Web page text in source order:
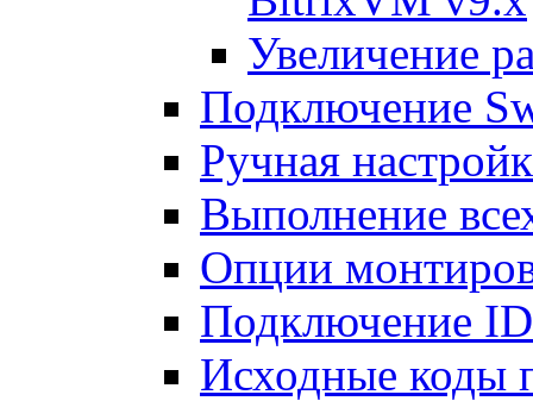
Увеличение
Подключение
Ручная
Выполнение
Опции
Подключение
Исходные коды